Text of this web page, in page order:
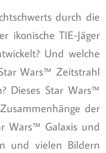
durch die
ikonische TIE-Jäger
Und welche
Wars™ Zeitstrahl
Dieses Star Wars™
der
Wars™ Galaxis und
und vielen Bildern